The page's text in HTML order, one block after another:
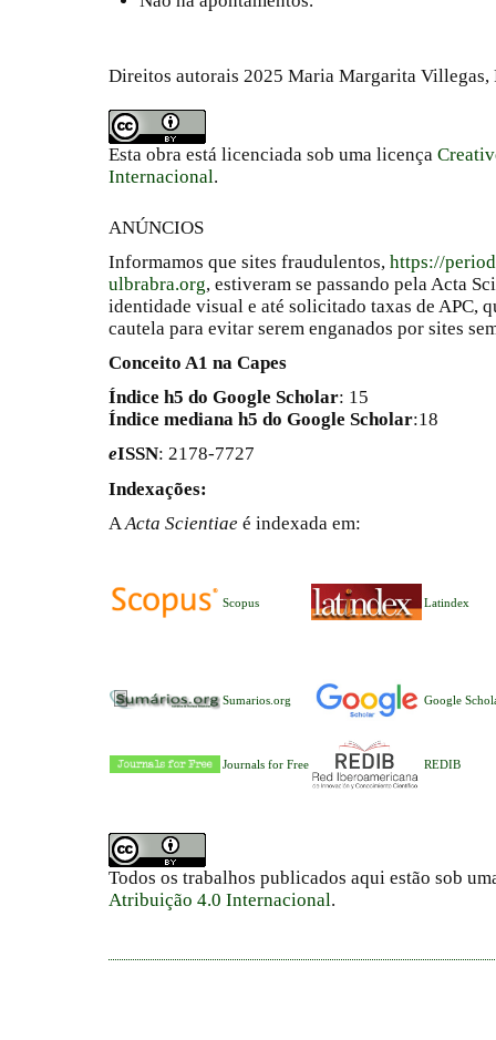
Direitos autorais 2025 Maria Margarita Villegas,
Esta obra está licenciada sob uma licença
Internacional.
ANÚNCIOS
Informamos que sites fraudulentos, https://
ulbrabra.org, estiveram se passando pela Acta
identidade visual e até solicitado taxas de APC,
cautela para evitar serem enganados por sites
Conceito A1 na Capes
Índice h5 do Google Scholar: 15
Índice mediana h5 do Google Scholar:18
eISSN: 2178-7727
Indexações:
AActa Scientiae é indexada em:
Scopus Latindex
Sumarios.org Google
Journals for Free REDIB
Todos os trabalhos publicados aqui estão sob
Atribuição 4.0 Internacional.